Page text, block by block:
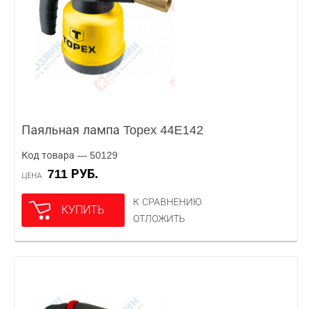
Паяльная лампа Topex 44E142
Код товара — 50129
ЦЕНА 711 РУБ.
КУПИТЬ
К СРАВНЕНИЮ
ОТЛОЖИТЬ